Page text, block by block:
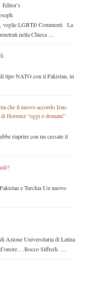
veglie LGBT|0 Commenti La
nella Chiesa …
di tipo NATO con il Pakistan, in
che il nuovo accordo Iran-
Hormuz “oggi o domani”
riaprire con un cessate il
e Turchia Un nuovo
Azione Universitaria di Latina
Siffredi. …